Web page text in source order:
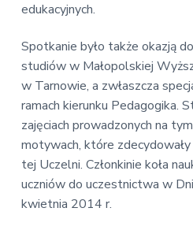
edukacyjnych.
Spotkanie było także okazją
studiów w Małopolskiej
w Tarnowie, a zwłaszcza
ramach kierunku Pedagogika.
zajęciach prowadzonych na
motywach, które
tej Uczelni. Członkinie koła
uczniów do uczestnictwa w
kwietnia 2014 r.